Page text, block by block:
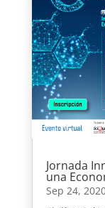
Jornada
una
Sep 24,